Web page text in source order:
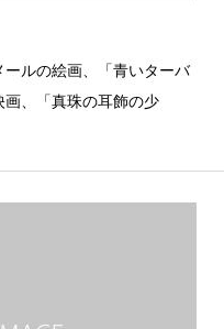
ルの絵画、「青いターバ
、「真珠の耳飾の少